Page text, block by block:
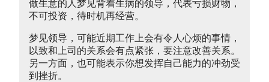
做生意的人梦见背着生病的领导，代表亏损财物，
不可投资，待时机再经营。
梦见领导，可能近期工作上会有令人心烦的事情，
以致和上司的关系会有点紧张，要注意改善关系。
另一方面，也可能表示你想发挥自己能力的冲劲受
到挫折。